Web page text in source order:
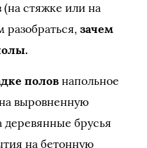
(на стяжке или на
разобраться, зачем
полов напольное
выровненную
деревянные брусья
на бетонную